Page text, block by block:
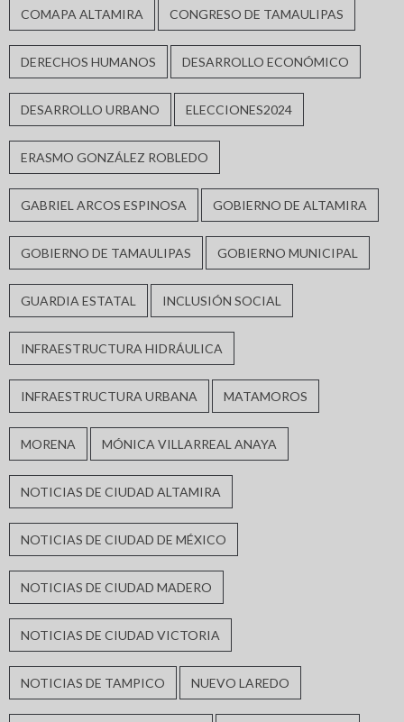
COMAPA ALTAMIRA CONGRESO DE TAMAULIPAS
DERECHOS HUMANOS DESARROLLO ECONÓMICO
DESARROLLO URBANO ELECCIONES2024
ERASMO GONZÁLEZ ROBLEDO
GABRIEL ARCOS ESPINOSA GOBIERNO DE ALTAMIRA
GOBIERNO DE TAMAULIPAS GOBIERNO MUNICIPAL
GUARDIA ESTATAL INCLUSIÓN SOCIAL
INFRAESTRUCTURA HIDRÁULICA
INFRAESTRUCTURA URBANA MATAMOROS
MORENA MÓNICA VILLARREAL ANAYA
NOTICIAS DE CIUDAD ALTAMIRA
NOTICIAS DE CIUDAD DE MÉXICO
NOTICIAS DE CIUDAD MADERO
NOTICIAS DE CIUDAD VICTORIA
NOTICIAS DE TAMPICO NUEVO LAREDO